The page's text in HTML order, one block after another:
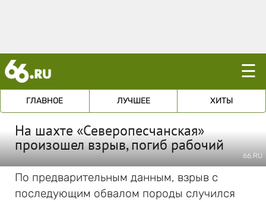
☰
ГЛАВНОЕ ЛУЧШЕЕ ХИТЫ
На шахте «Северопесчанская»
произошел взрыв, погиб рабочий
66.RU
По предварительным данным, взрыв с
последующим обвалом породы случился